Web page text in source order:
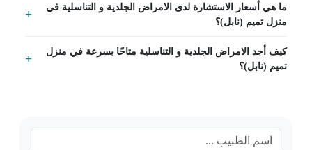
ما هي أسعار الاستشارة لدى الامراض الجلدية و التناسلية في
منزل تميم (نابل)؟
كيف أجد الامراض الجلدية و التناسلية متاحًا بسرعة في منزل
تميم (نابل)؟